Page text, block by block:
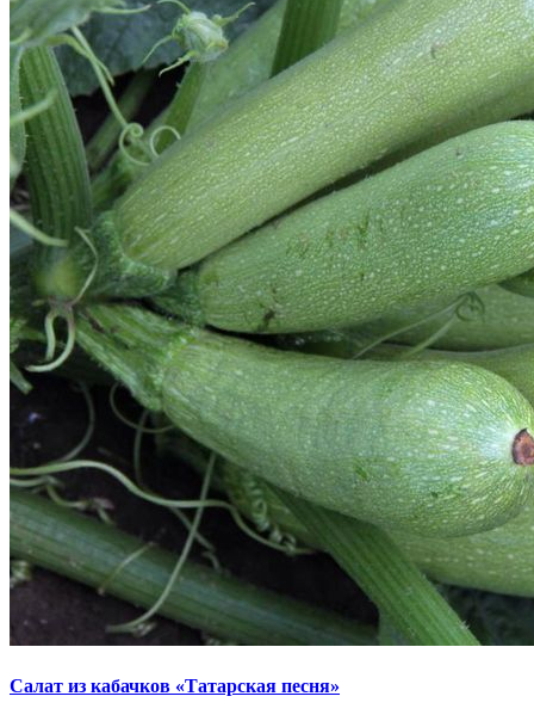
Салат из кабачков «Татарская песня»